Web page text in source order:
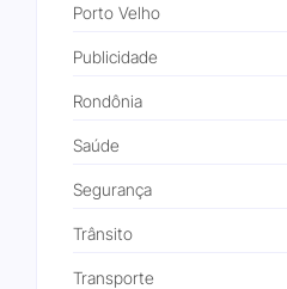
Porto Velho
Publicidade
Rondônia
Saúde
Segurança
Trânsito
Transporte